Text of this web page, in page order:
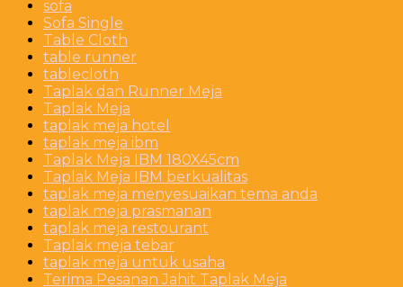
sofa
Sofa Single
Table Cloth
table runner
tablecloth
Taplak dan Runner Meja
Taplak Meja
taplak meja hotel
taplak meja ibm
Taplak Meja IBM 180X45cm
Taplak Meja IBM berkualitas
taplak meja menyesuaikan tema anda
taplak meja prasmanan
taplak meja restourant
Taplak meja tebar
taplak meja untuk usaha
Terima Pesanan Jahit Taplak Meja